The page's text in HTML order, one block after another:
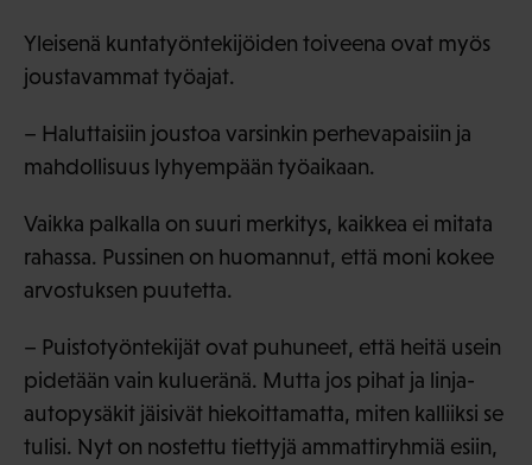
Yleisenä kuntatyöntekijöiden toiveena ovat myös
joustavammat työajat.
– Haluttaisiin joustoa varsinkin perhevapaisiin ja
mahdollisuus lyhyempään työaikaan.
Vaikka palkalla on suuri merkitys, kaikkea ei mitata
rahassa. Pussinen on huomannut, että moni kokee
arvostuksen puutetta.
– Puistotyöntekijät ovat puhuneet, että heitä usein
pidetään vain kulueränä. Mutta jos pihat ja linja-
autopysäkit jäisivät hiekoittamatta, miten kalliiksi se
tulisi. Nyt on nostettu tiettyjä ammattiryhmiä esiin,